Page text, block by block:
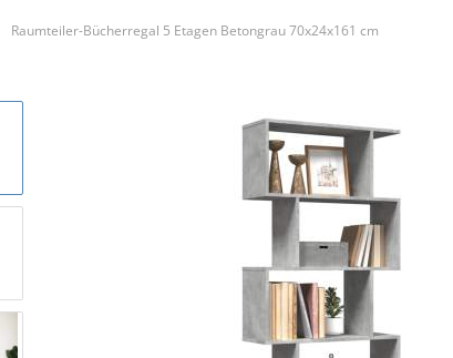
Raumteiler-Bücherregal 5 Etagen Betongrau 70x24x161 cm